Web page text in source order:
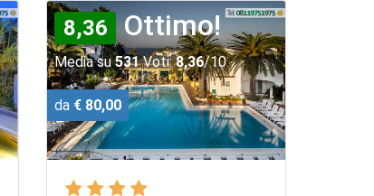
8,36 Ottimo!
Media su531Voti: 8,36/10
da € 80,00